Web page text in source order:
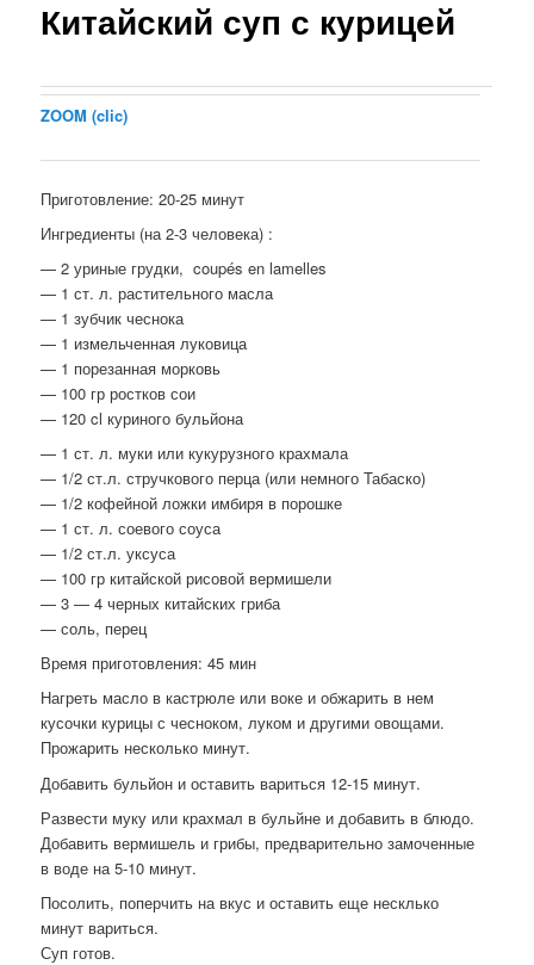
Китайский суп с курицей
ZOOM (clic)
Приготовление: 20-25 минут
Ингредиенты (на 2-3 человека) :
— 2 уриные грудки, coupés en lamelles
— 1 ст. л. растительного масла
— 1 зубчик чеснока
— 1 измельченная луковица
— 1 порезанная морковь
— 100 гр ростков сои
— 120 cl куриного бульйона
— 1 ст. л. муки или кукурузного крахмала
— 1/2 ст.л. стручкового перца (или немного Табаско)
— 1/2 кофейной ложки имбиря в порошке
— 1 ст. л. соевого соуса
— 1/2 ст.л. уксуса
— 100 гр китайской рисовой вермишели
— 3 — 4 черных китайских гриба
— соль, перец
Время приготовления: 45 мин
Нагреть масло в кастрюле или воке и обжарить в нем
кусочки курицы с чесноком, луком и другими овощами.
Прожарить несколько минут.
Добавить бульйон и оставить вариться 12-15 минут.
Развести муку или крахмал в бульйне и добавить в блюдо.
Добавить вермишель и грибы, предварительно замоченные
в воде на 5-10 минут.
Посолить, поперчить на вкус и оставить еще несклько
минут вариться.
Суп готов.